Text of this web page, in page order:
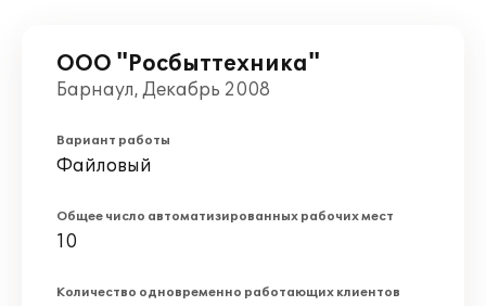
ООО "Росбыттехника"
Барнаул, Декабрь 2008
Вариант работы
Файловый
Общее число автоматизированных рабочих мест
10
Количество одновременно работающих клиентов